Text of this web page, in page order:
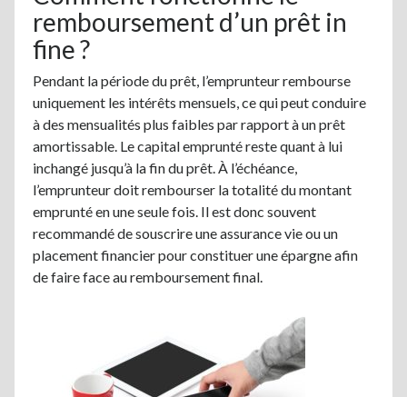
remboursement d’un prêt in
fine ?
Pendant la période du prêt, l’emprunteur rembourse
uniquement les intérêts mensuels, ce qui peut conduire
à des mensualités plus faibles par rapport à un prêt
amortissable. Le capital emprunté reste quant à lui
inchangé jusqu’à la fin du prêt. À l’échéance,
l’emprunteur doit rembourser la totalité du montant
emprunté en une seule fois. Il est donc souvent
recommandé de souscrire une assurance vie ou un
placement financier pour constituer une épargne afin
de faire face au remboursement final.